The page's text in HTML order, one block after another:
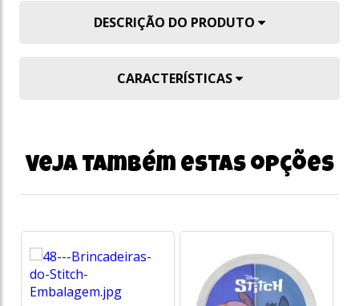
DESCRIÇÃO DO PRODUTO
CARACTERÍSTICAS
Veja também estas opções